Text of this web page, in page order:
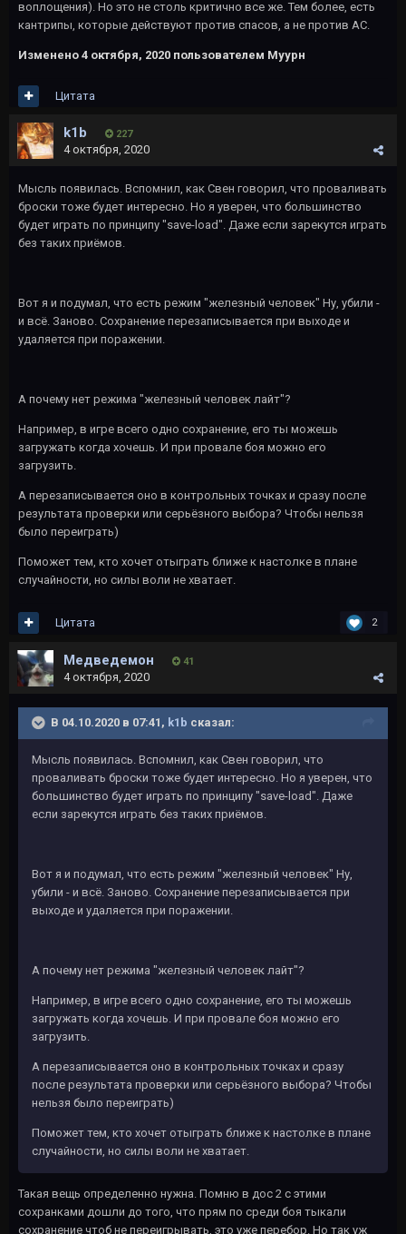
воплощения). Но это не столь критично все же. Тем более, есть
кантрипы, которые действуют против спасов, а не против AC.
Изменено 4 октября, 2020 пользователем Муурн
Цитата
k1b 227
4 октября, 2020
Мысль появилась. Вспомнил, как Свен говорил, что проваливать
броски тоже будет интересно. Но я уверен, что большинство
будет играть по принципу "save-load". Даже если зарекутся играть
без таких приёмов.
Вот я и подумал, что есть режим "железный человек" Ну, убили -
и всё. Заново. Сохранение перезаписывается при выходе и
удаляется при поражении.
А почему нет режима "железный человек лайт"?
Например, в игре всего одно сохранение, его ты можешь
загружать когда хочешь. И при провале боя можно его
загрузить.
А перезаписывается оно в контрольных точках и сразу после
результата проверки или серьёзного выбора? Чтобы нельзя
было переиграть)
Поможет тем, кто хочет отыграть ближе к настолке в плане
случайности, но силы воли не хватает.
2
Цитата
Медведемон 41
4 октября, 2020
В 04.10.2020 в 07:41, k1b сказал:
Мысль появилась. Вспомнил, как Свен говорил, что
проваливать броски тоже будет интересно. Но я уверен, что
большинство будет играть по принципу "save-load". Даже
если зарекутся играть без таких приёмов.
Вот я и подумал, что есть режим "железный человек" Ну,
убили - и всё. Заново. Сохранение перезаписывается при
выходе и удаляется при поражении.
А почему нет режима "железный человек лайт"?
Например, в игре всего одно сохранение, его ты можешь
загружать когда хочешь. И при провале боя можно его
загрузить.
А перезаписывается оно в контрольных точках и сразу
после результата проверки или серьёзного выбора? Чтобы
нельзя было переиграть)
Поможет тем, кто хочет отыграть ближе к настолке в плане
случайности, но силы воли не хватает.
Такая вещь определенно нужна. Помню в дос 2 с этими
сохранками дошли до того, что прям по среди боя тыкали
сохранение чтоб не переигрывать, это уже перебор. Но так уж